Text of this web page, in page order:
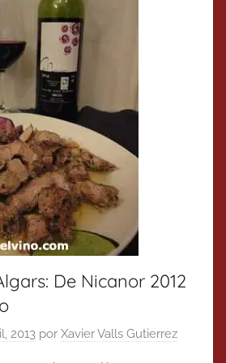
De Nicanor 2012
2013 por Xavier Valls Gutierrez